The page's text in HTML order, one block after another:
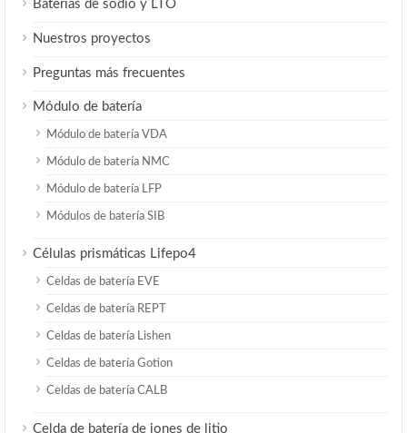
Baterías de sodio y LTO
Nuestros proyectos
Preguntas más frecuentes
Módulo de batería
Módulo de batería VDA
Módulo de batería NMC
Módulo de batería LFP
Módulos de batería SIB
Células prismáticas Lifepo4
Celdas de batería EVE
Celdas de batería REPT
Celdas de batería Lishen
Celdas de batería Gotion
Celdas de batería CALB
Celda de batería de iones de litio